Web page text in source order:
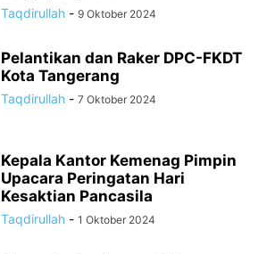
Taqdirullah - 9 Oktober 2024
Pelantikan dan Raker DPC-FKDT
Kota Tangerang
Taqdirullah - 7 Oktober 2024
Kepala Kantor Kemenag Pimpin
Upacara Peringatan Hari
Kesaktian Pancasila
Taqdirullah - 1 Oktober 2024